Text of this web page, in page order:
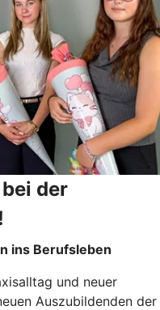
der
ins Berufsleben
und neuer
Auszubildenden der